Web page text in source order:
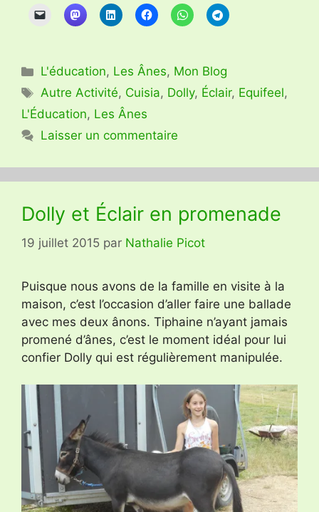
Catégories
L'éducation, Les Ânes, Mon Blog
Étiquettes
Autre Activité, Cuisia, Dolly, Éclair, Equifeel,
L'Éducation, Les Ânes
Laisser un commentaire
Dolly et Éclair en promenade
19 juillet 2015 par Nathalie Picot
Puisque nous avons de la famille en visite à la
maison, c’est l’occasion d’aller faire une ballade
avec mes deux ânons. Tiphaine n’ayant jamais
promené d’ânes, c’est le moment idéal pour lui
confier Dolly qui est régulièrement manipulée.